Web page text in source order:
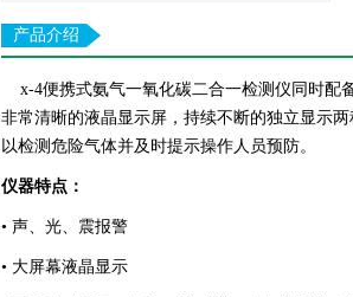
产品介绍
x-4便携式氨气一氧化碳二合一检测仪 同时配
非常清晰的液晶显示屏，持续不断的独立显示两
以检测危险气体并及时提示操作人员预防。
仪器特点：
• 声、光、震报警
• 大屏幕液晶显示